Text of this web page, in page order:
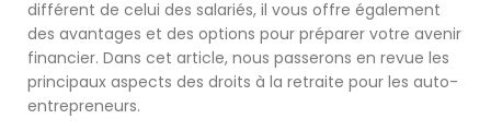
différent de celui des salariés, il vous offre également
des avantages et des options pour préparer votre avenir
financier. Dans cet article, nous passerons en revue les
principaux aspects des droits à la retraite pour les auto-
entrepreneurs.